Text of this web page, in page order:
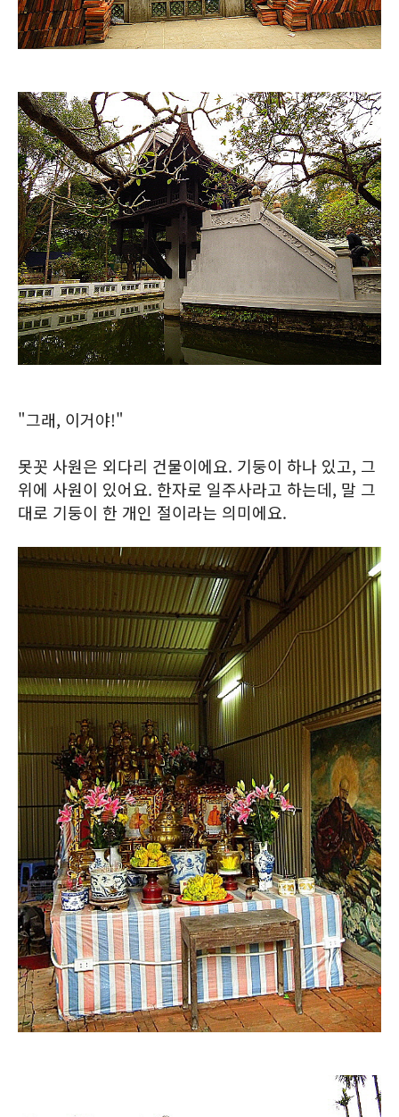
"그래, 이거야!"
못꼿 사원은 외다리 건물이에요. 기둥이 하나 있고, 그
위에 사원이 있어요. 한자로 일주사라고 하는데, 말 그
대로 기둥이 한 개인 절이라는 의미에요.